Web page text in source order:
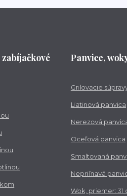
Panvice,
Grilovacie
Liatinová panvica
Nerezová
Oceľová panvica
Smaltovaná
Nepriľnavá
Wok, priemer: 31